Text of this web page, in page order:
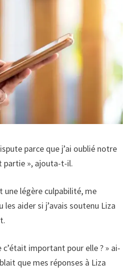
parce que j’ai oublié notre
partie », ajouta-t-il.
une légère culpabilité, me
les aider si j’avais soutenu Liza
c’était important pour elle ? » ai-
que mes réponses à Liza